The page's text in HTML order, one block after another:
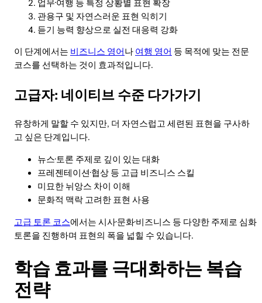
업무·여행 등 특정 상황별 표현 확장
관용구 및 자연스러운 표현 익히기
듣기 능력 향상으로 실전 대응력 강화
이 단계에서는 비즈니스 영어 나 여행 영어 등 목적에 맞는 전문
코스를 선택하는 것이 효과적입니다.
고급자: 네이티브 수준 다가가기
유창하게 말할 수 있지만, 더 자연스럽고 세련된 표현을 구사하
고 싶은 단계입니다.
뉴스·토론 주제로 깊이 있는 대화
프레젠테이션·협상 등 고급 비즈니스 스킬
미묘한 뉘앙스 차이 이해
문화적 맥락 고려한 표현 사용
고급 토론 코스에서는 시사·문화·비즈니스 등 다양한 주제로 심화
토론을 진행하며 표현의 폭을 넓힐 수 있습니다.
학습 효과를 극대화하는 복습
전략